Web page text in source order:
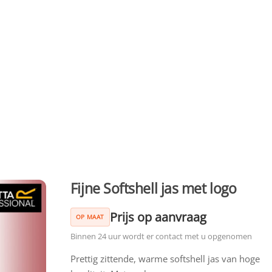
Fijne Softshell jas met logo
OP MAAT Prijs op aanvraag
Binnen 24 uur wordt er contact met u opgenomen
Prettig zittende, warme softshell jas van hoge